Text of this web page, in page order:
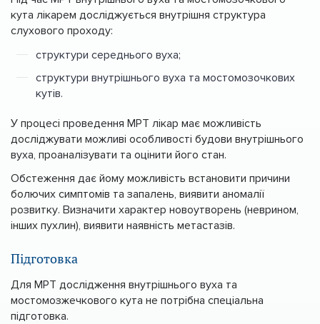
кута лікарем досліджується внутрішня структура
слухового проходу:
структури середнього вуха;
структури внутрішнього вуха та мостомозочкових
кутів.
У процесі проведення МРТ лікар має можливість
досліджувати можливі особливості будови внутрішнього
вуха, проаналізувати та оцінити його стан.
Обстеження дає йому можливість встановити причини
болючих симптомів та запалень, виявити аномалії
розвитку. Визначити характер новоутворень (неврином,
інших пухлин), виявити наявність метастазів.
Підготовка
Для МРТ дослідження внутрішнього вуха та
мостомозжечкового кута не потрібна спеціальна
підготовка.